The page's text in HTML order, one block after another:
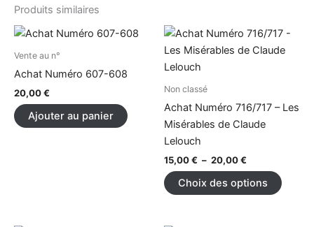
Produits similaires
Vente au n°
Achat Numéro 607-608
20,00€
Ajouter au panier
Non classé
Achat Numéro 716/717 – Les
Misérables de Claude
Lelouch
15,00€ – 20,00€
Plage
prix :
Choix des options
Ce
produit